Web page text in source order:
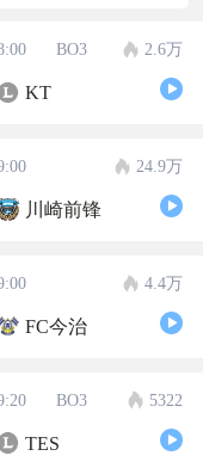
BO3 2.6万
KT
24.9万
川崎前锋
4.4万
FC今治
BO3 5322
TES